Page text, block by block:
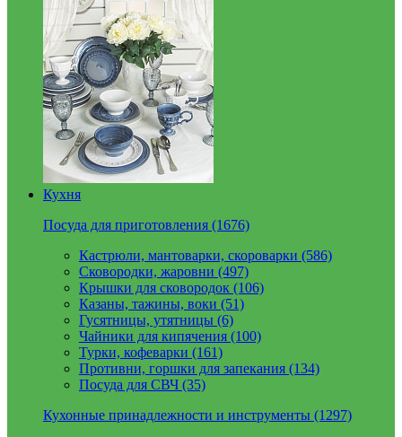
Кухня
Посуда для приготовления (1676)
Кастрюли, мантоварки, скороварки (586)
Сковородки, жаровни (497)
Крышки для сковородок (106)
Казаны, тажины, воки (51)
Гусятницы, утятницы (6)
Чайники для кипячения (100)
Турки, кофеварки (161)
Противни, горшки для запекания (134)
Посуда для СВЧ (35)
Кухонные принадлежности и инструменты (1297)